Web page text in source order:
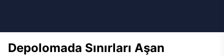
Depolomada Sınırları Aşan